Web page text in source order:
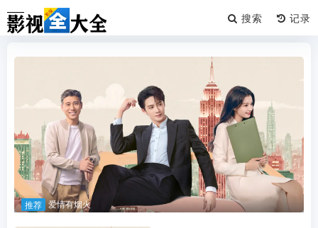
搜索
推荐 爱情有烟火